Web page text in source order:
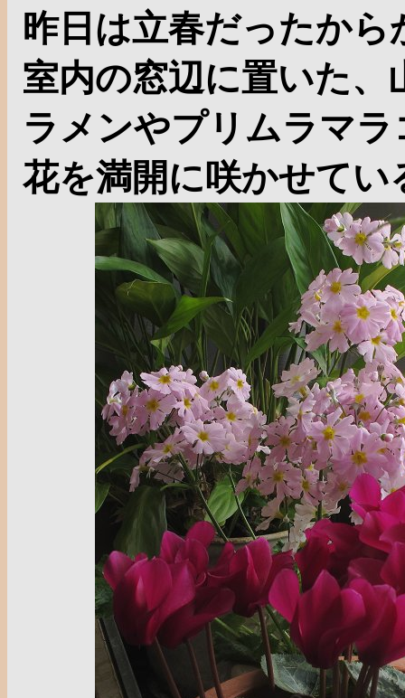
昨日は立春だったか
室内の窓辺に置いた
ラメンやプリムラマ
花を満開に咲かせてい